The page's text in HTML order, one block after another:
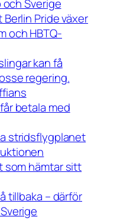
Sverige
Pride växer
och HBTQ-
kan få
regering.
betala med
stridsflygplanet
som hämtar sitt
tillbaka – därför